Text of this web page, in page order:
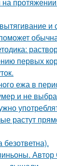
протяжении
и
первых
ежа в
и не
растут
Автор